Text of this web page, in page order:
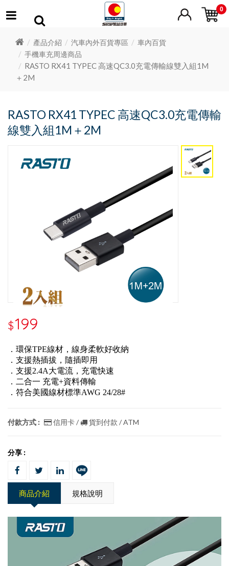
0
產品介紹 汽車內外百貨專區
車內百貨
手機車充周邊商品
RASTO RX41 TYPEC 高速QC3.0充電傳輸線雙入組1M
＋2M
RASTO RX41 TYPEC 高速QC3.0充電傳輸
線雙入組1M＋2M
$199
．環保TPE線材，線身柔軟好收納
．支援熱插拔，隨插即用
．支援2.4A大電流，充電快速
．二合一 充電+資料傳輸
．符合美國線材標準AWG 24/28#
付款方式 : 信用卡 / 貨到付款 / ATM
分享 :
商品介紹 規格說明